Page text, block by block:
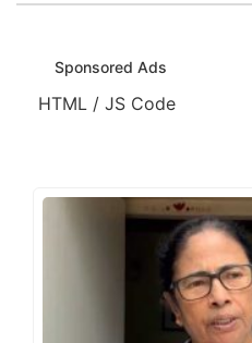
Sponsored Ads
HTML / JS Code